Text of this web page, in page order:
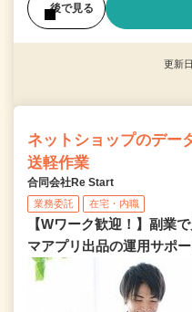
後で見る
更新
ネットショップのデー
送軽作業
合同会社Re Start
業務委託 在宅・内職
【Wワーク歓迎！】副業
マアプリ出品の運用サポ